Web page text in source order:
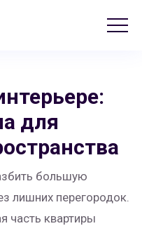
для
большую
лишних перегородок.
часть квартиры